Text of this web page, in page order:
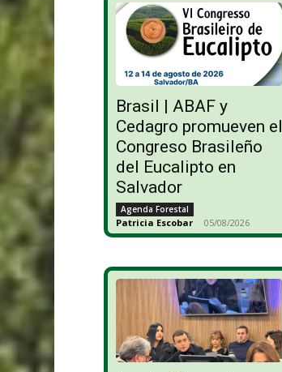
Brasil | ABAF y
Cedagro promueven el
Congreso Brasileño
del Eucalipto en
Salvador
Agenda Forestal
Patricia Escobar - 05/08/2026